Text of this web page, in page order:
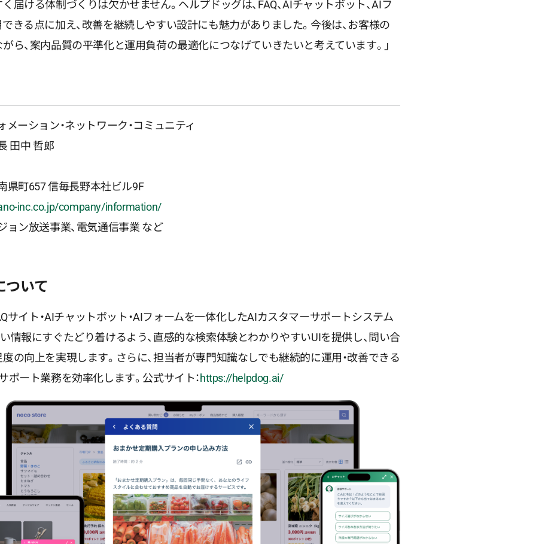
届ける体制づくりは欠かせません。ヘルプドッグは、FAQ、AIチャットボット、AIフ
きる点に加え、改善を継続しやすい設計にも魅力がありました。今後は、お客様の
ら、案内品質の平準化と運用負荷の最適化につなげていきたいと考えています。」
メーション・ネットワーク・コミュニティ
田中 哲郎
県町657 信毎長野本社ビル9F
inc.co.jp/company/information/
ョン放送事業、電気通信事業 など
ついて
サイト・AIチャットボット・AIフォームを一体化したAIカスタマーサポートシステム
情報にすぐたどり着けるよう、直感的な検索体験とわかりやすいUIを提供し、問い合
の向上を実現します。さらに、担当者が専門知識なしでも継続的に運用・改善できる
ポート業務を効率化します。公式サイト：https://helpdog.ai/